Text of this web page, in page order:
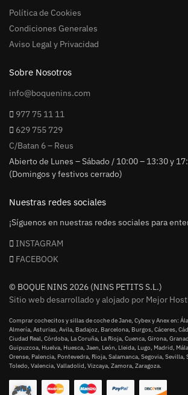
Política de Cookies
Condiciones Generales
Aviso Legal y Privacidad
Sobre Nosotros
info@boquenins.com
977 75 11 11
629 755 729
C/Batan 6 – Reus
Abierto de Lunes – Sábado / 10:00 – 13:30 y
(Domingos y festivos cerrado)
Nuestras redes sociales
¡Síguenos en nuestras redes sociales para
INSTAGRAM
FACEBOOK
© BOQUE NINS 2026 (NINS PETITS S.L.)
Sitio web desarrollado y alojado por Mejor
Comprar cochecitos y sillas de coche de Jane, Cybex y Anex en:
Almería, Asturias, Avila, Badajoz, Barcelona, Burgos, Cáceres,
Ciudad Real, Córdoba, La Coruña, La Rioja, Cuenca, Girona,
Guipuzcoa, Huelva, Huesca, Jaen, León, Lleida, Lugo, Madrid,
Orense, Palencia, Pontevedra, Rioja, Salamanca, Segovia, Sevilla,
Toledo, Valencia, Valladolid, Vizcaya, Zamora, Zaragoza.